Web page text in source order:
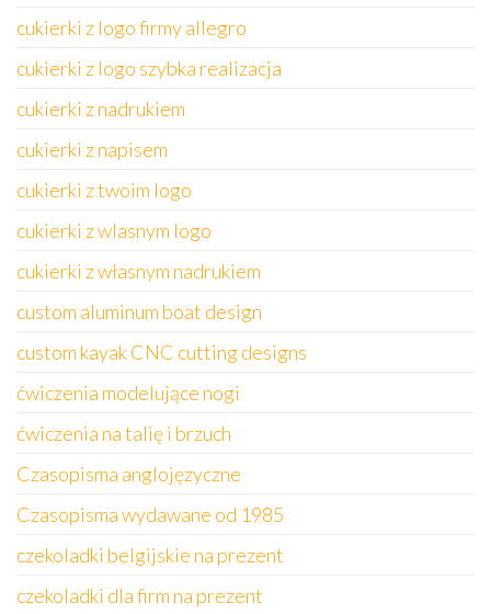
cukierki z logo firmy allegro
cukierki z logo szybka realizacja
cukierki z nadrukiem
cukierki z napisem
cukierki z twoim logo
cukierki z wlasnym logo
cukierki z własnym nadrukiem
custom aluminum boat design
custom kayak CNC cutting designs
ćwiczenia modelujące nogi
ćwiczenia na talię i brzuch
Czasopisma anglojęzyczne
Czasopisma wydawane od 1985
czekoladki belgijskie na prezent
czekoladki dla firm na prezent